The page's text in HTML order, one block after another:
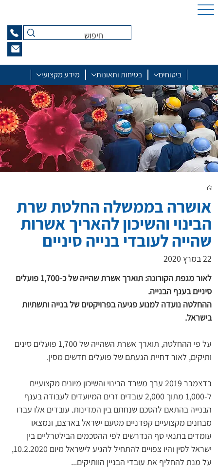
ביטוחים בטיחות ותאונות מידע מקצועי
אושרה בממשלה החלטת שרת
הבינוי והשיכון להאריך אשרות
שהייה לעובדי בנייה סיניים
22 במרץ 2020
לאור מגפת הקורונה: תוארך אשרת שהייה של כ-1,700 פועלים
סיניים בענף הבנייה.
ההחלטה נועדה למנוע פגיעה בפרויקטים של בנייה ותשתיות
בישראל.
על פי ההחלטה, תוארך אשרת השהייה של 1,700 פועלים סינים
ותיקים, לאור דחיית הגעתם של פועלים חדשים מסין.
בדצמבר 2019 ערך משרד הבינוי והשיכון מיונים מקצועיים
ל-1,000 מתוך 2,000 עובדים זרים המיועדים לעבודה בענף
הבנייה בהתאם להסכם שנחתם בין המדינות. עובדים אלו עברו
מבחנים מקצועיים קפדניים מטעם ישראל בארצם, ונמצאו
עומדים בתנאי סף הנדרשים לפי ההסכמים הבילטרליים בין
ישראל לסין והיו צפויים להתחיל להגיע לישראל מיום 10.2.2020,
על מנת להחליף את עובדי הבניין הוותיקים...